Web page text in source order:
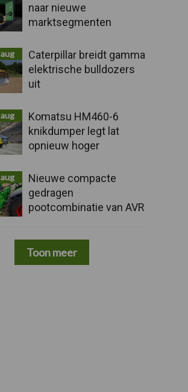
naar nieuwe
marktsegmenten
Caterpillar breidt gamma
elektrische bulldozers
uit
Komatsu HM460-6
knikdumper legt lat
opnieuw hoger
Nieuwe compacte
gedragen
pootcombinatie van AVR
Toon meer